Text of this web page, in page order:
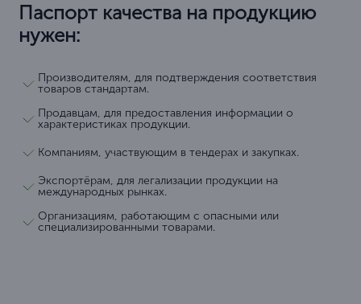
Паспорт качества на продукцию
нужен:
Производителям, для подтверждения соответствия
товаров стандартам.
Продавцам, для предоставления информации о
характеристиках продукции.
Компаниям, участвующим в тендерах и закупках.
Экспортёрам, для легализации продукции на
международных рынках.
Организациям, работающим с опасными или
специализированными товарами.